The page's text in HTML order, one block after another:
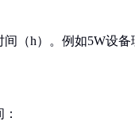
（h）。例如5W设